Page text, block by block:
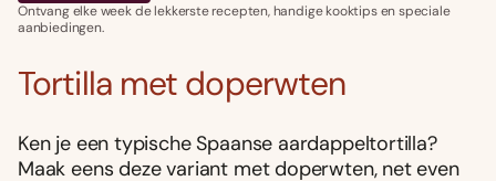
Ontvang elke week de lekkerste recepten, handige kooktips en speciale
aanbiedingen.
Tortilla met doperwten
Ken je een typische Spaanse aardappeltortilla?
Maak eens deze variant met doperwten, net even